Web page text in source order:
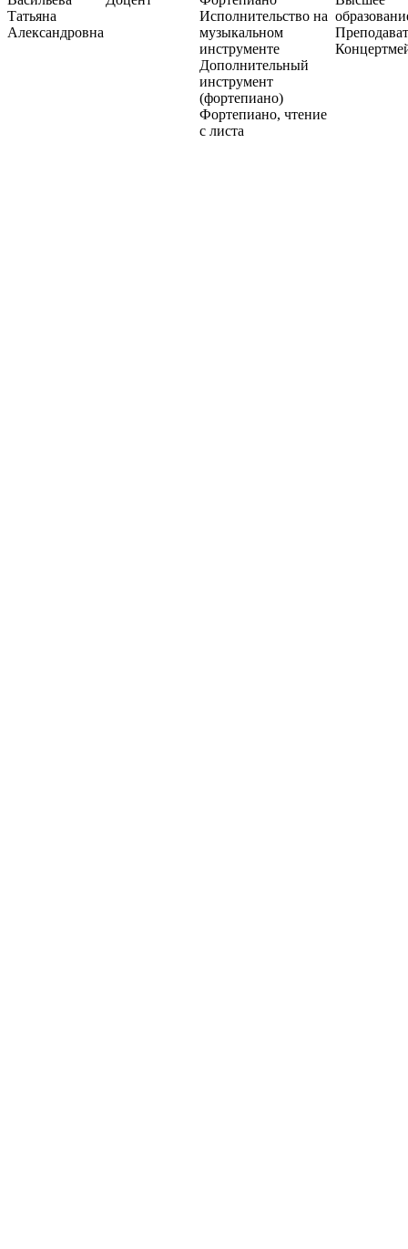
Татьяна
Александровна
Исполнительство на
музыкальном
инструменте
Дополнительный
инструмент
(фортепиано)
Фортепиано, чтение
с листа